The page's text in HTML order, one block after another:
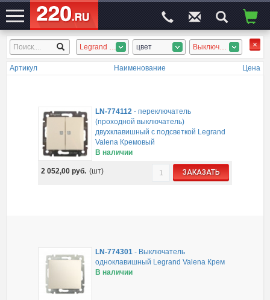
ЭЛЕКТРОСАЙТ№1 Legrand Valena, Legrand Celiane, Legrand Plexo, Legrand Valena INMATIC, Legrand Valena LIFE, Legrand Valena ALLURE цвет Выключатели
Артикул Наименование Цена
LN-774112 - переключатель
(проходной выключатель)
двухклавишный с подсветкой Legrand
Valena Кремовый
В наличии
2 052,00 руб. (шт) ЗАКАЗАТЬ
LN-774301 - Выключатель
одноклавишный Legrand Valena Крем
В наличии